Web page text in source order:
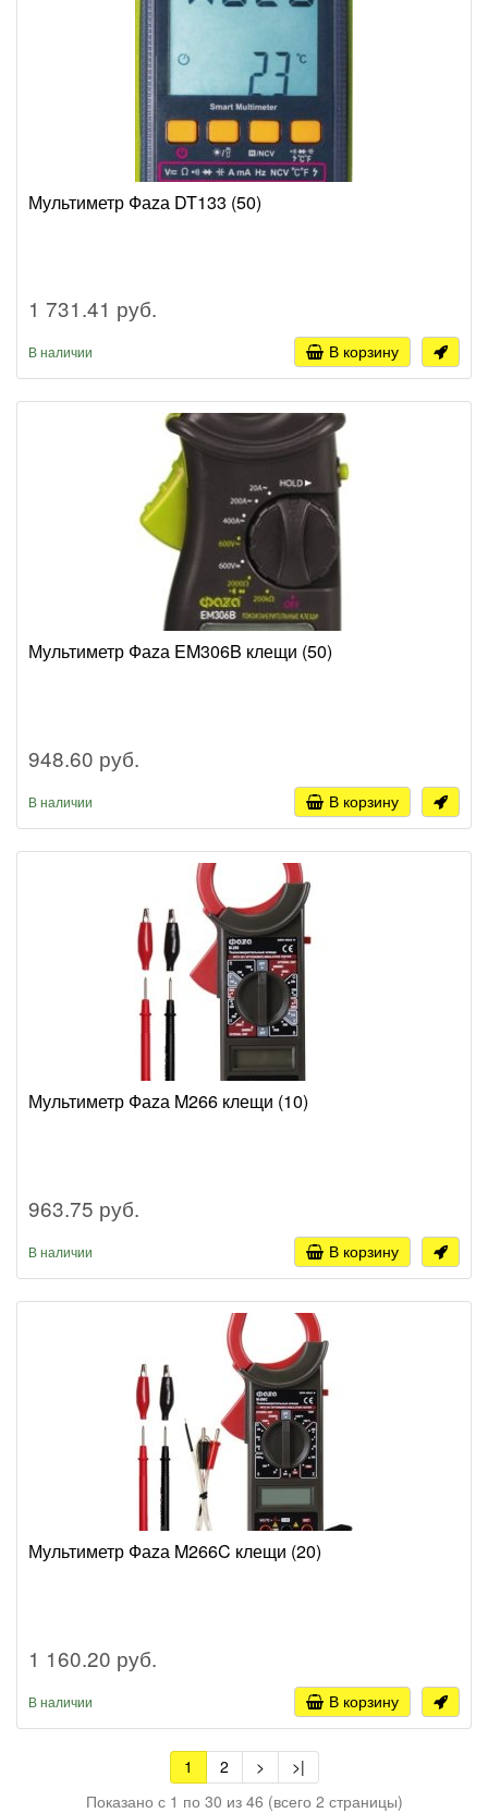
Мультиметр Фаzа DT133 (50)
1 731.41 руб.
В наличии В корзину
Мультиметр Фаzа EM306B клещи (50)
948.60 руб.
В наличии В корзину
Мультиметр Фаzа M266 клещи (10)
963.75 руб.
В наличии В корзину
Мультиметр Фаzа M266C клещи (20)
1 160.20 руб.
В наличии В корзину
1 2 >
>|
Показано с 1 по 30 из 46 (всего 2 страницы)